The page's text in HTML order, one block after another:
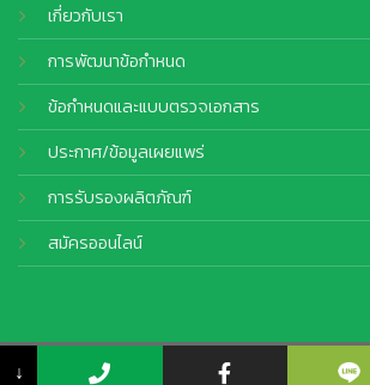
เกี่ยวกับเรา
การพัฒนาข้อกำหนด
ข้อกำหนดและแบบตรวจเอกสาร
ประกาศ/ข้อมูลเผยแพร่
การรับรองผลิตภัณฑ์
สมัครออนไลน์
© Copyright 2026 TEI. All Rights Reserved by
↓